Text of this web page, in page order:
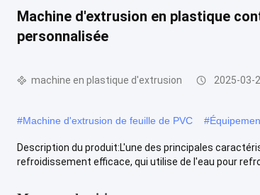
Time
Machine d'extrusion en plastique
personnalisée
machine en plastique d'extrusion 2025-03-
#Machine d'extrusion de feuille de PVC #
Description du produit:L'une des principales
refroidissement efficace, qui utilise de l'eau pour